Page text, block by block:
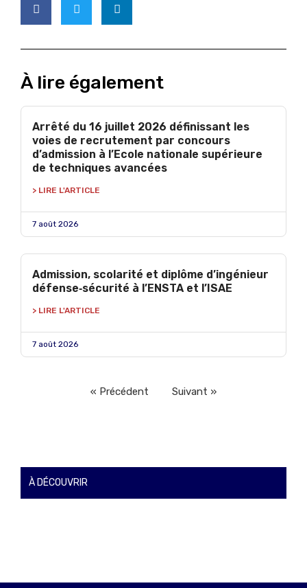
À lire également
Arrêté du 16 juillet 2026 définissant les
voies de recrutement par concours
d’admission à l’Ecole nationale supérieure
de techniques avancées
> LIRE L'ARTICLE
7 août 2026
Admission, scolarité et diplôme d’ingénieur
défense‑sécurité à l’ENSTA et l’ISAE
> LIRE L'ARTICLE
7 août 2026
« Précédent Suivant »
À DÉCOUVRIR